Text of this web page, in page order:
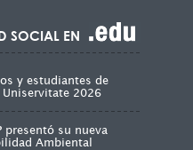
SOCIAL EN
y estudiantes de
2026
presentó su nueva
Ambiental